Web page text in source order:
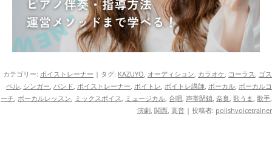
カテゴリー: ボイストレーナー | タグ: KAZUYO オーディション カラオケ コーラス ゴス
ペル シンガー バンド ボイストレーナー ボイトレ ボイトレ講師 ボーカル ボーカルコ
ーチ ボーカルレッスン ミックスボイス ミュージカル 合唱 声帯閉鎖 奈良 歌うま 歌手
演劇 関西 高音 | 投稿者: polishvoicetrainer